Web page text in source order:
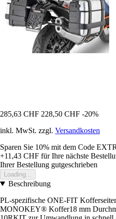
285,63 CHF 228,50 CHF -20%
inkl. MwSt. zzgl. Versandkosten
Sparen Sie 10% mit dem Code
+11,43 CHF für Ihre nächste
Ihrer Bestellung gutgeschrieben
Loading...
Beschreibung
PL-spezifische ONE-FIT
MONOKEY® Koffer18 mm